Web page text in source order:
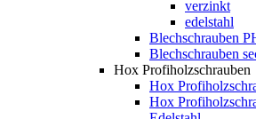
verzinkt
edelstahl
Blechschrauben
Blechschrauben
Hox Profiholzschrauben
Hox
Hox